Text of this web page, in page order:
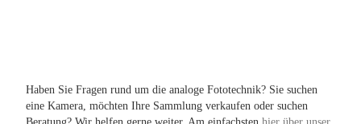
Haben Sie Fragen rund um die analoge Fototechnik? Sie suchen
eine Kamera, möchten Ihre Sammlung verkaufen oder suchen